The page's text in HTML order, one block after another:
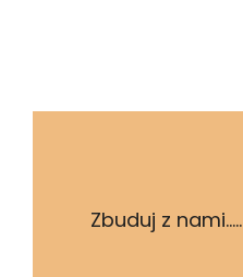
Zbuduj z nami.....